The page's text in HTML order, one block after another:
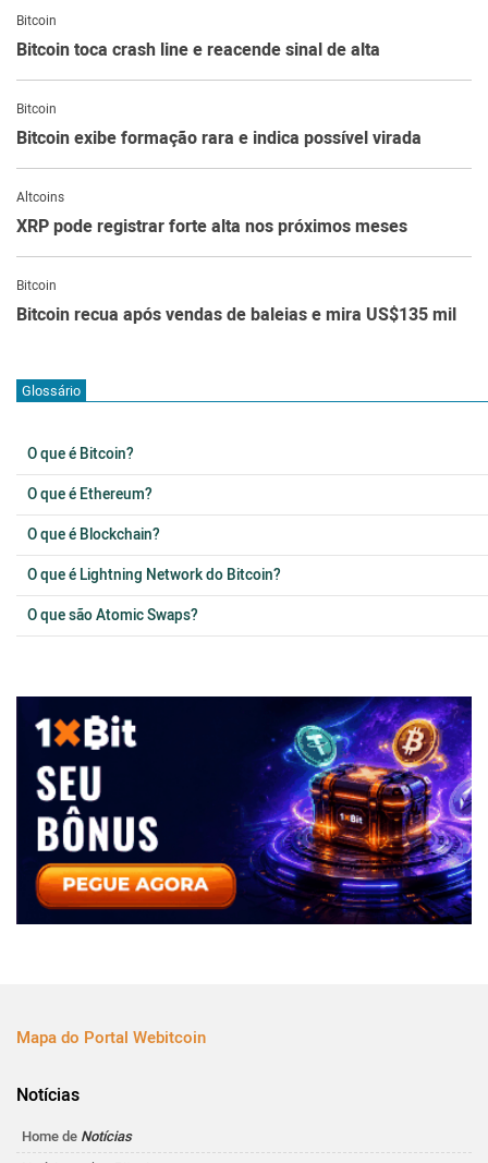
Bitcoin
Bitcoin toca crash line e reacende sinal de alta
Bitcoin
Bitcoin exibe formação rara e indica possível virada
Altcoins
XRP pode registrar forte alta nos próximos meses
Bitcoin
Bitcoin recua após vendas de baleias e mira US$135 mil
Glossário
O que é Bitcoin?
O que é Ethereum?
O que é Blockchain?
O que é Lightning Network do Bitcoin?
O que são Atomic Swaps?
Mapa do Portal Webitcoin
Notícias
Home de Notícias